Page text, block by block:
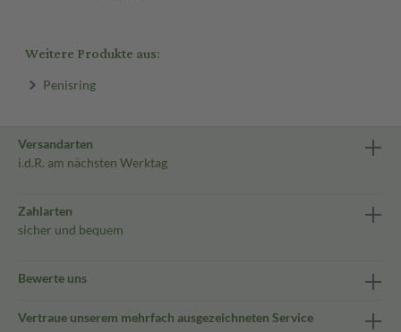
Weitere Produkte aus:
Penisring
Versandarten
i.d.R. am nächsten Werktag
Zahlarten
sicher und bequem
Bewerte uns
Vertraue unserem mehrfach ausgezeichneten Service